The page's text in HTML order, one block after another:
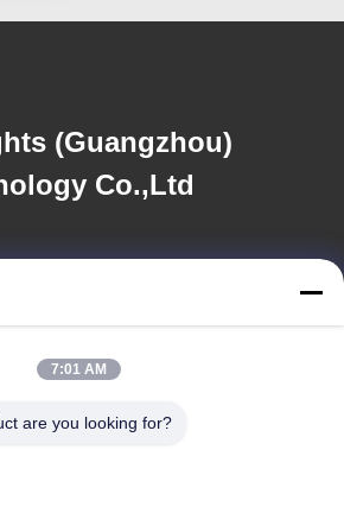
(Guangzhou)
Co.,Ltd
7:01 AM
are you looking for?